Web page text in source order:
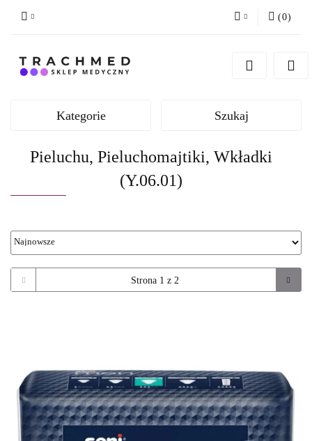
Zgody cookies
(0)
Kategorie Szukaj
Pieluchu, Pieluchomajtiki, Wkładki
(Y.06.01)